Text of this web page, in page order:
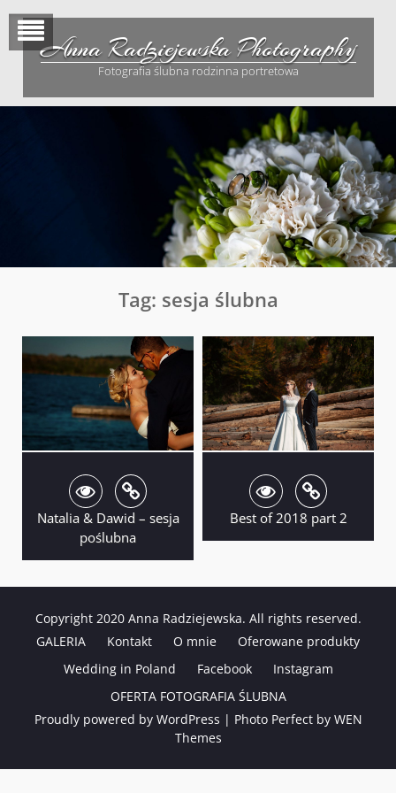
contentAnna Radziejewska Photography
Fotografia ślubna rodzinna portretowa
Tag: sesja ślubna
Natalia & Dawid – sesja
poślubna
Best of 2018 part 2
Copyright 2020 Anna Radziejewska. All rights reserved.
GALERIA
Kontakt O mnie
Oferowane produkty
Wedding in Poland
Facebook
Instagram
OFERTA FOTOGRAFIA ŚLUBNA
Proudly powered by WordPress | Photo Perfect by WEN
Themes